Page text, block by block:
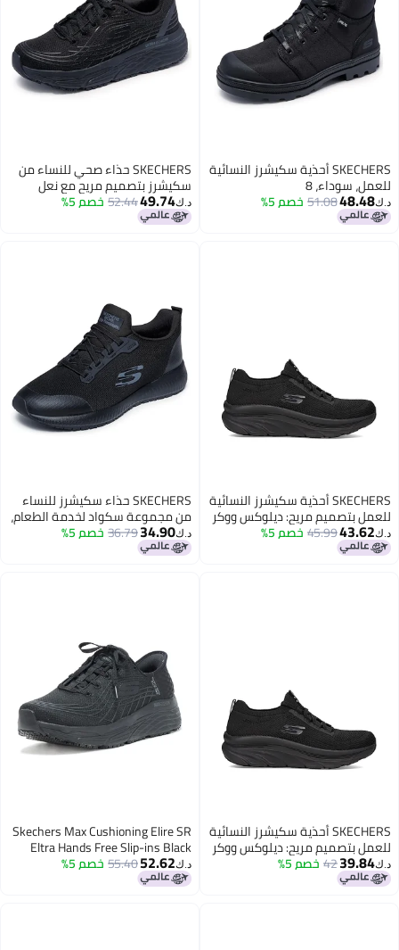
SKECHERS أحذية سكيشرز النسائية
للعمل، سوداء، 8
د.ك‏48.48
51.08خصم 5%
SKECHERS حذاء صحي للنساء من
سكيشرز بتصميم مريح مع نعل
ماكس كوشنينغ إلت SR، أسود، 7.5
د.ك‏49.74
52.44خصم 5%
SKECHERS أحذية سكيشرز النسائية
للعمل بتصميم مريح: ديلوكس ووكر
SR - أحذية أوزيما السليبس، أسود، 7
د.ك‏43.62
45.99خصم 5%
SKECHERS حذاء سكيشرز للنساء
من مجموعة سكواد لخدمة الطعام،
أسود، 6.5
د.ك‏34.90
36.79خصم 5%
SKECHERS أحذية سكيشرز النسائية
للعمل بتصميم مريح: ديلوكس ووكر
SR - أحذية أوزيما السهلة الارتداء،
سوداء، 9
د.ك‏39.84
42 خصم 5%
Skechers Max Cushioning Elire SR
Eltra Hands Free Slip-ins Black
د.ك‏52.62
55.40خصم 5%